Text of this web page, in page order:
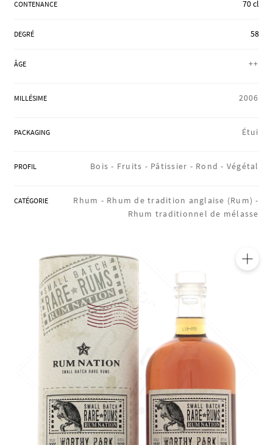
RÉGIONS
COFFRETS & CADEAUX
CONTENANCE 70 cl
DEGRÉ 58
ÂGE ++
MILLÉSIME 2006
PACKAGING Étui
PROFIL Bois - Fruits - Pâtissier - Rond - Végétal
CATÉGORIE Rhum - Rhum de tradition anglaise (Rum) -
Rhum traditionnel de mélasse